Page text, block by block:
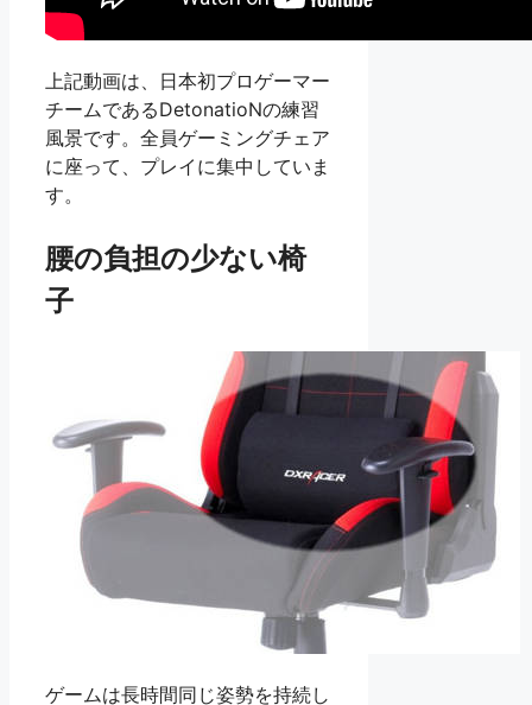
上記動画は、日本初プロゲーマー
チームであるDetonatioNの練習
風景です。全員ゲーミングチェア
に座って、プレイに集中していま
す。
腰の負担の少ない椅
子
ゲームは長時間同じ姿勢を持続し